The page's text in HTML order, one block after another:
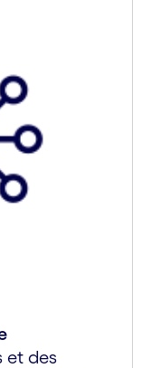
et des